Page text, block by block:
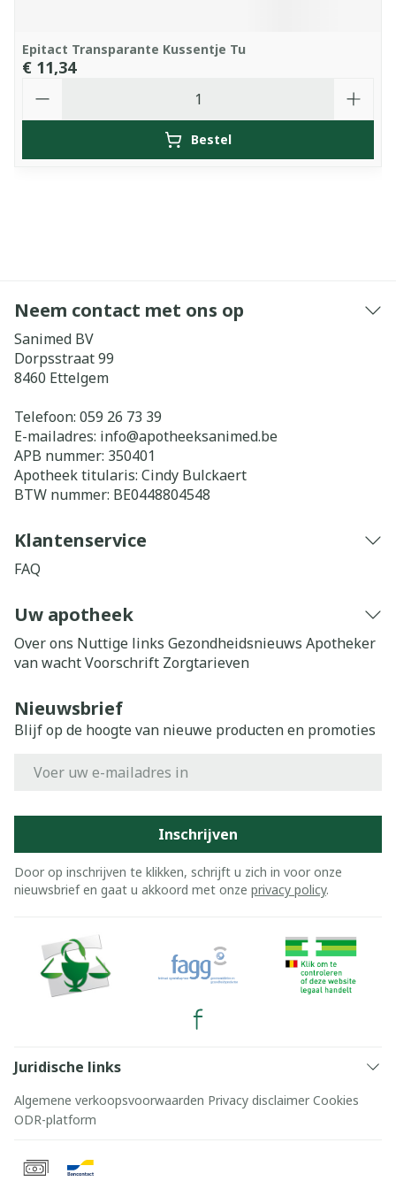
Epitact Transparante Kussentje Tu
€ 11,34
Bestel
Neem contact met ons op
Sanimed BV
Dorpsstraat 99
8460 Ettelgem
Telefoon: 059 26 73 39
E-mailadres: info@apotheeksanimed.be
APB nummer: 350401
Apotheek titularis: Cindy Bulckaert
BTW nummer: BE0448804548
Klantenservice
FAQ
Uw apotheek
Over ons Nuttige links Gezondheidsnieuws Apotheker
van wachtVoorschrift Zorgtarieven
Nieuwsbrief
Blijf op de hoogte van nieuwe producten en promoties
Inschrijven
Door op inschrijven te klikken, schrijft u zich in voor onze
nieuwsbrief en gaat u akkoord met onze privacy policy.
Juridische links
Algemene verkoopsvoorwaarden Privacy disclaimer Cookies
ODR-platform